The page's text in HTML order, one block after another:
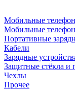
Мобильные
Мобильные
Портативные
Кабели
Зарядные
Защитные стёкла и
Чехлы
Прочее